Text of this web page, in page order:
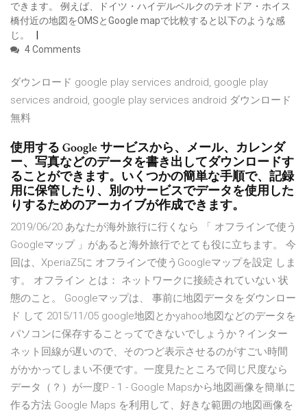
できます。 例えば、ドイツ・ハイデルベルクのテオドア・ホイス
橋付近の地図をOMSとGoogle mapで比較すると以下のような感
じ。
4 Comments
ダウンロード google play services android, google play
services android, google play services android ダウンロード
無料
使用する Google サービスから、メール、カレンダ
ー、写真などのデータを書き出してダウンロードす
ることができます。いくつかの簡単な手順で、記録
用に保管したり、別のサービスでデータを使用した
りするためのアーカイブが作成できます。
2019/06/20 あなたが海外旅行に行くなら 「 オフラインで使う
Googleマップ 」があると海外旅行でとても役に立ちます。 今
回は、XperiaZ5に オフラインで使うGoogleマップを設定 しま
す。 オフライン とは： ネットワークに接続されていない 状
態のこと。 Googleマップは、 事前に地図データをダウンロー
ド して 2015/11/05 google地図とかyahoo地図などのデータを
パソコンに保存することってできないでしょうか？インター
ネット回線が遅いので、そのつど表示させるのがすごい時間
がかかってしまい不便です。一度見たところで同じ尺度なら
データ（？）が一度P - 1 - Google Mapsから地図画像を簡単に
作る方法 Google Maps を利用して、好きな範囲の地図画像を